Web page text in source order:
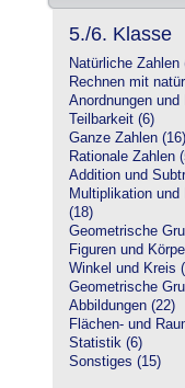
5./6. Klasse
Natürliche Zahlen
Rechnen mit
Anordnungen und
Teilbarkeit (6)
Ganze Zahlen (16)
Rationale Zahlen
Addition und
Multiplikation
(18)
Geometrische
Figuren und
Winkel und Kreis
Geometrische
Abbildungen (22)
Flächen- und
Statistik (6)
Sonstiges (15)